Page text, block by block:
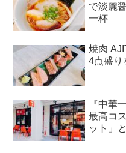
で淡麗
一杯
焼肉
4点盛り
『中華
最高コ
ット」